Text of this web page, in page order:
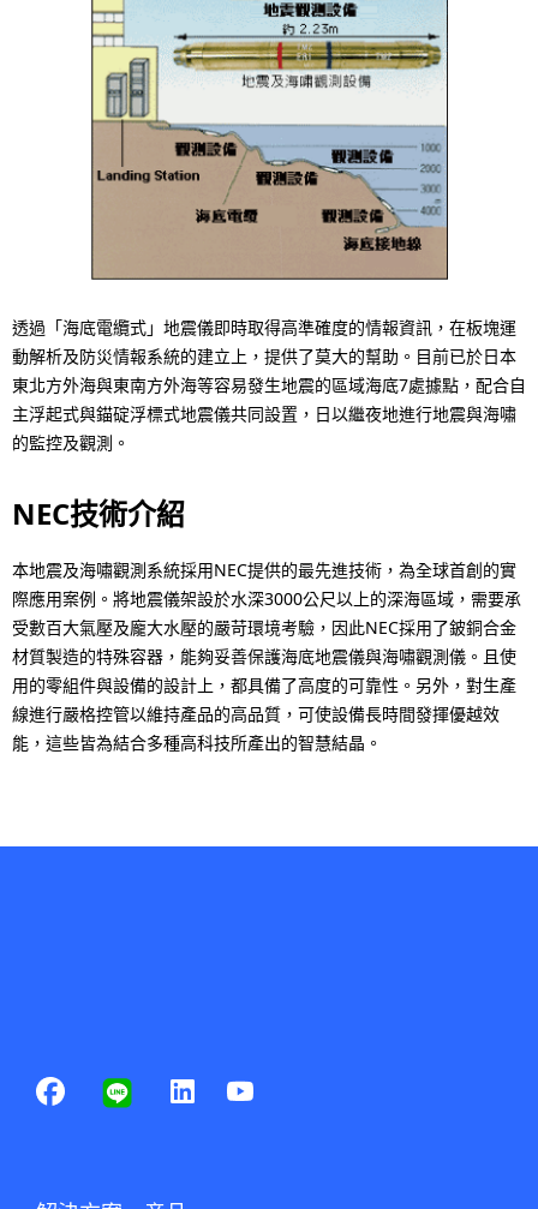
透過「海底電纜式」地震儀即時取得高準確度的情報資訊，在板塊運
動解析及防災情報系統的建立上，提供了莫大的幫助。目前已於日本
東北方外海與東南方外海等容易發生地震的區域海底7處據點，配合自
主浮起式與錨碇浮標式地震儀共同設置，日以繼夜地進行地震與海嘯
的監控及觀測。
NEC技術介紹
本地震及海嘯觀測系統採用NEC提供的最先進技術，為全球首創的實
際應用案例。將地震儀架設於水深3000公尺以上的深海區域，需要承
受數百大氣壓及龐大水壓的嚴苛環境考驗，因此NEC採用了鈹銅合金
材質製造的特殊容器，能夠妥善保護海底地震儀與海嘯觀測儀。且使
用的零組件與設備的設計上，都具備了高度的可靠性。另外，對生產
線進行嚴格控管以維持產品的高品質，可使設備長時間發揮優越效
能，這些皆為結合多種高科技所產出的智慧結晶。